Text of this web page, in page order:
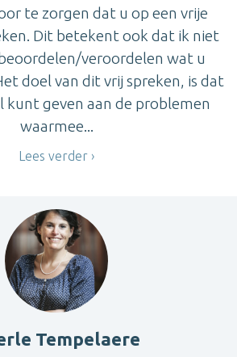
te zorgen dat u op een vrije
Dit betekent ook dat ik niet
veroordelen wat u
doel van dit vrij spreken, is dat
kunt geven aan de problemen
waarmee...
Lees verder
Tempelaere